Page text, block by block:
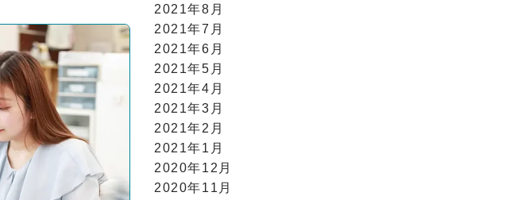
2021年8月
2021年7月
2021年6月
2021年5月
2021年4月
2021年3月
2021年2月
2021年1月
2020年12月
2020年11月